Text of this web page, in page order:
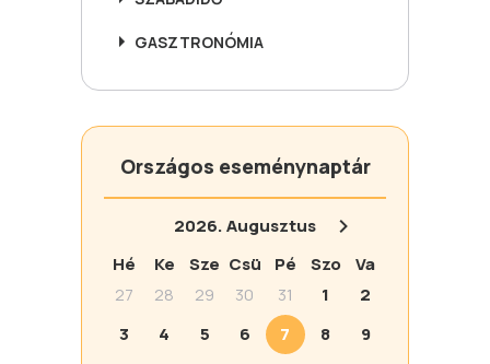
GASZTRONÓMIA
Országos eseménynaptár
2026.Augusztus
Hé
Ke Sze Csü Pé Szo
Va
27
28 29 30 31 1
2
3
4 5 6 7 8
9